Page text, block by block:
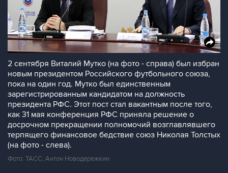
2 сентября Виталий Мутко (на фото - справа) был избран
новым президентом Российского футбольного союза,
пока на один год. Мутко был единственным
зарегистрированным кандидатом на должность
президента РФС. Этот пост стал вакантным после того,
как 31 мая конференция РФС приняла решение о
досрочном прекращении полномочий возглавлявшего
терпящего финансовое бедствие союз Николая Толстых
(на фото - слева).
Фото: ТАСС, Антон Новодережкин